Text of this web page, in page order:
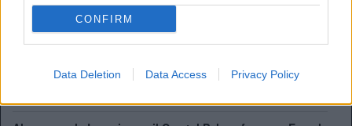
CONFIRM
Data Deletion Data Access Privacy Policy
Crystal Palace, ufficiale Tomiyasu: il difensore giapponese
è il secondo colpo estivo
Crystal Palace, Tomiyasu a un passo dal ritorno in